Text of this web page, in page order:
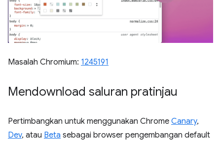
Masalah Chromium: 1245191
Mendownload saluran pratinjau
Pertimbangkan untuk menggunakan Chrome Canary,
Dev, atau Beta sebagai browser pengembangan default